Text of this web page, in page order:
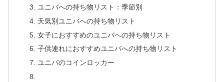
ユニバへの持ち物リスト：季節別
天気別ユニバへの持ち物リスト
女子におすすめのユニバへの持ち物リスト
子供連れにおすすめユニバへの持ち物リスト
ユニバのコインロッカー